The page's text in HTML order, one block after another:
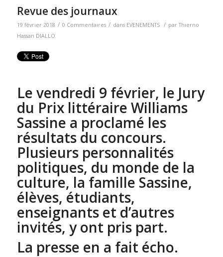
Revue des journaux
19 février 2018 / 0 Commentaires / dans EVENEMENTS / parThierno
Hassan DIALLO
Le vendredi 9 février, le Jury
du Prix littéraire Williams
Sassine a proclamé les
résultats du concours.
Plusieurs personnalités
politiques, du monde de la
culture, la famille Sassine,
élèves, étudiants,
enseignants et d’autres
invités, y ont pris part.
La presse en a fait écho.